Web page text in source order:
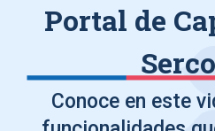
Portal de
Conoce en este